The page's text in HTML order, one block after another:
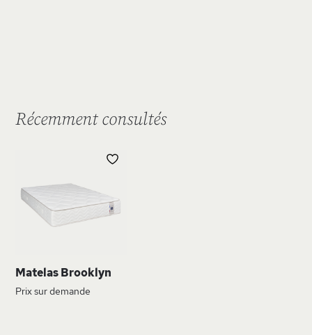
Récemment consultés
Matelas Brooklyn
Prix sur demande